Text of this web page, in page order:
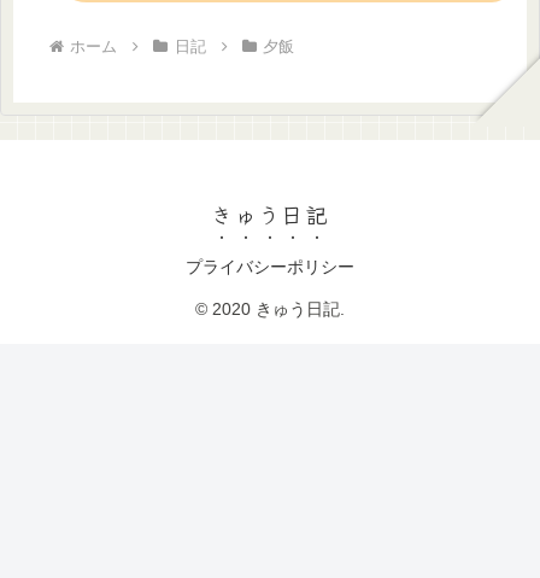
ホーム 日記 夕飯
きゅう日記
プライバシーポリシー
© 2020 きゅう日記.